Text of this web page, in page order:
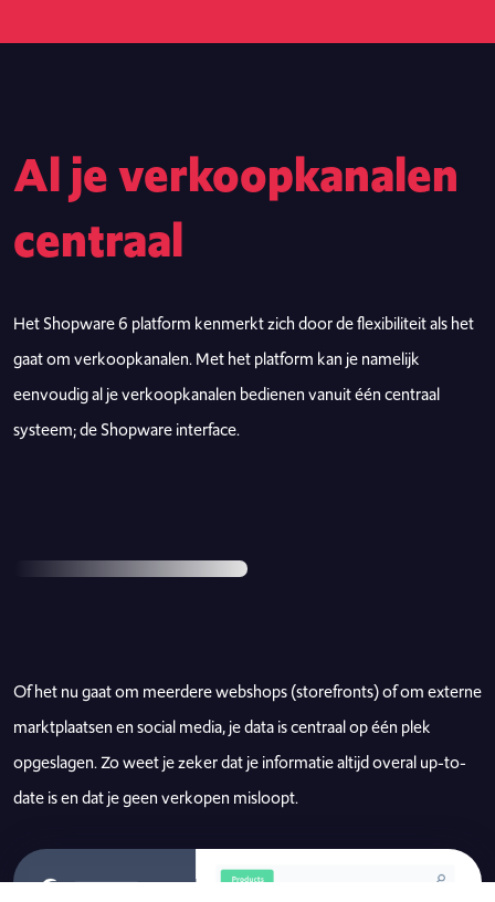
Al je verkoopkanalen
centraal
Het Shopware 6 platform kenmerkt zich door de flexibiliteit als het
gaat om verkoopkanalen. Met het platform kan je namelijk
eenvoudig al je verkoopkanalen bedienen vanuit één centraal
systeem; de Shopware interface.
Of het nu gaat om meerdere webshops (storefronts) of om externe
marktplaatsen en social media, je data is centraal op één plek
opgeslagen. Zo weet je zeker dat je informatie altijd overal up-to-
date is en dat je geen verkopen misloopt.